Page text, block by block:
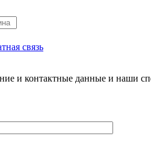
связь
и контактные данные и наши